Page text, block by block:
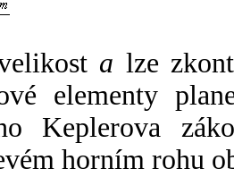
a lze
elementy
Keplerova
horním rohu